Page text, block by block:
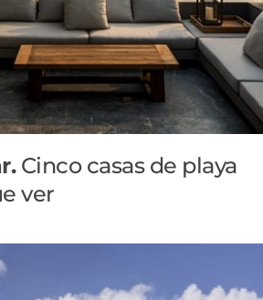
Cinco casas de playa
ver